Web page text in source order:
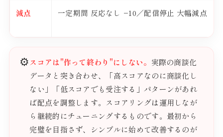
減点 一定期間 反応なし −10／配信停止 大幅減点
⚙️スコアは"作って終わり"にしない。 実際の商談化
データと突き合わせ、「高スコアなのに商談化し
ない」「低スコアでも受注する」パターンがあれ
ば配点を調整します。スコアリングは運用しなが
ら継続的にチューニングするものです。最初から
完璧を目指さず、シンプルに始めて改善するのが